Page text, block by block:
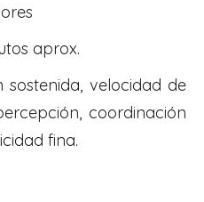
aprox.
sostenida, velocidad de
coordinación
fina.